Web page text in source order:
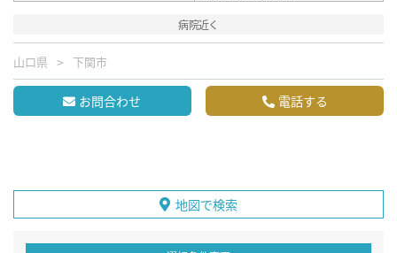
病院近く
山口県 下関市
お問合わせ 電話する
地図で検索